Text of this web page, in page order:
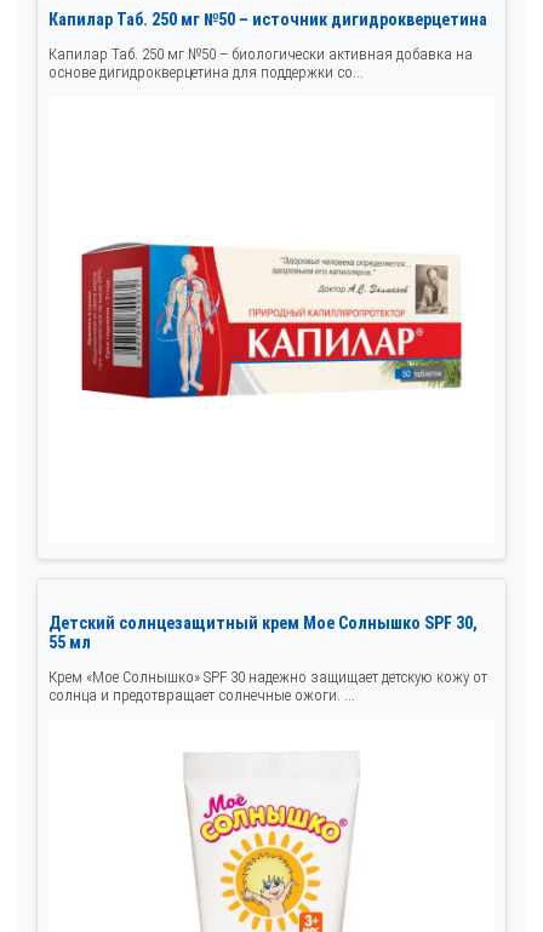
Капилар Таб. 250 мг №50 – источник дигидрокверцетина
Капилар Таб. 250 мг №50 – биологически активная добавка на
основе дигидрокверцетина для поддержки со...
Детский солнцезащитный крем Мое Солнышко SPF 30,
55 мл
Крем «Мое Солнышко» SPF 30 надежно защищает детскую кожу от
солнца и предотвращает солнечные ожоги. ...